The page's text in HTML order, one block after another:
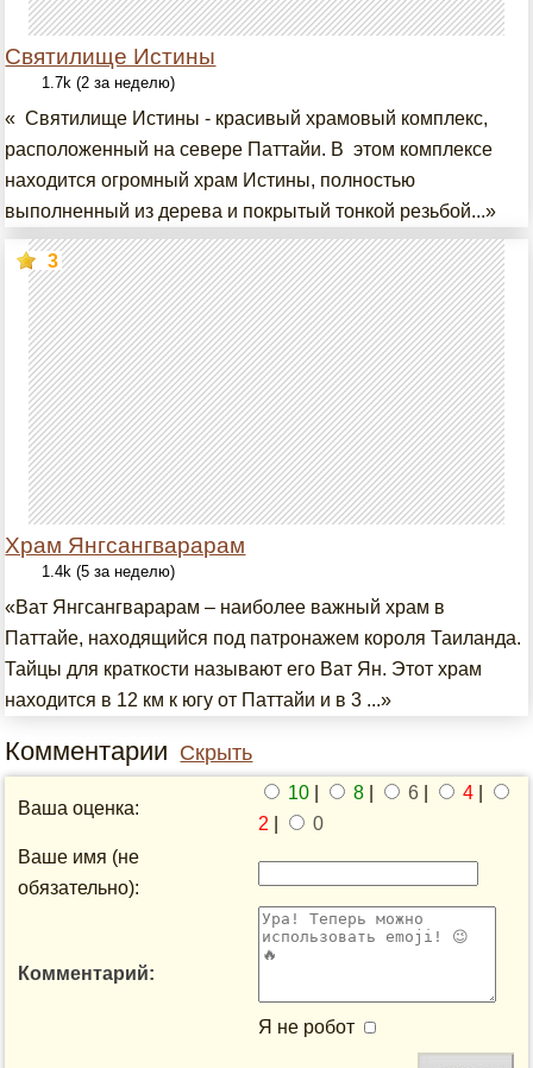
Святилище Истины
1.7k (2 за неделю)
« Святилище Истины - красивый храмовый комплекс,
расположенный на севере Паттайи. В этом комплексе
находится огромный храм Истины, полностью
выполненный из дерева и покрытый тонкой резьбой...»
Храм Янгсангварарам
3
1.4k (5 за неделю)
«Ват Янгсангварарам – наиболее важный храм в
Паттайе, находящийся под патронажем короля Таиланда.
Тайцы для краткости называют его Ват Ян. Этот храм
находится в 12 км к югу от Паттайи и в 3 ...»
Комментарии Скрыть
Ваша оценка:
10 8 6 4
2
0
Ваше имя (не
обязательно):
Комментарий:
Я не робот